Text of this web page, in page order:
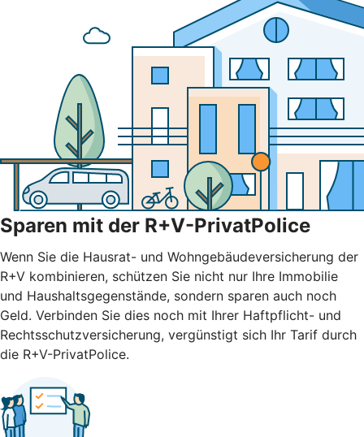
Sparen mit der R+V-PrivatPolice
Wenn Sie die Hausrat- und Wohngebäudeversicherung der
R+V kombinieren, schützen Sie nicht nur Ihre Immobilie
und Haushaltsgegenstände, sondern sparen auch noch
Geld. Verbinden Sie dies noch mit Ihrer Haftpflicht- und
Rechtsschutzversicherung, vergünstigt sich Ihr Tarif durch
die R+V-PrivatPolice.